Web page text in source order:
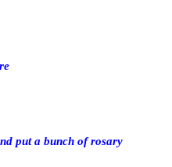
put a bunch of rosary